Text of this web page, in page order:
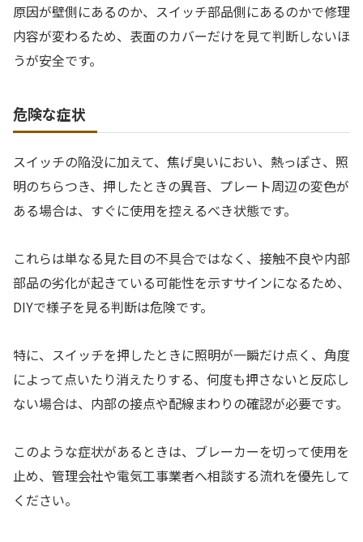
原因が壁側にあるのか、スイッチ部品側にあるのかで修理
内容が変わるため、表面のカバーだけを見て判断しないほ
うが安全です。
危険な症状
スイッチの陥没に加えて、焦げ臭いにおい、熱っぽさ、照
明のちらつき、押したときの異音、プレート周辺の変色が
ある場合は、すぐに使用を控えるべき状態です。
これらは単なる見た目の不具合ではなく、接触不良や内部
部品の劣化が起きている可能性を示すサインになるため、
DIYで様子を見る判断は危険です。
特に、スイッチを押したときに照明が一瞬だけ点く、角度
によって点いたり消えたりする、何度も押さないと反応し
ない場合は、内部の接点や配線まわりの確認が必要です。
このような症状があるときは、ブレーカーを切って使用を
止め、管理会社や電気工事業者へ相談する流れを優先して
ください。